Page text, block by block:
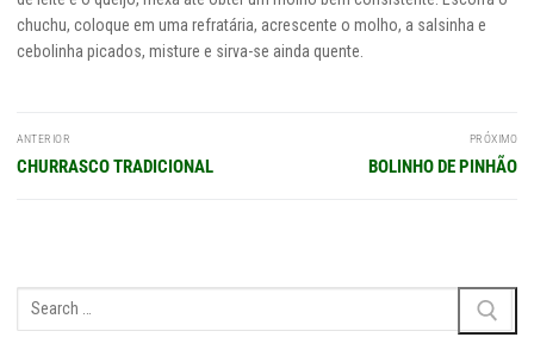
chuchu, coloque em uma refratária, acrescente o molho, a salsinha e
cebolinha picados, misture e sirva-se ainda quente.
Navegação
de
ANTERIOR
Post
CHURRASCO TRADICIONAL
PRÓXIMO
Próximo
BOLINHO DE PINHÃO
Pesquisar
por: